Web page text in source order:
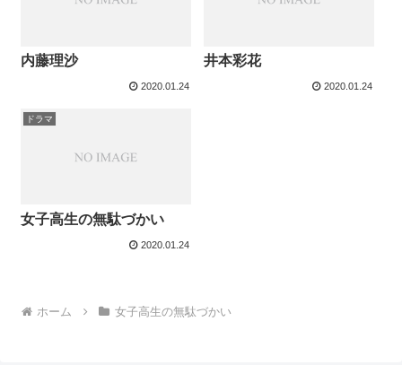
内藤理沙
2020.01.24
井本彩花
2020.01.24
ドラマ
女子高生の無駄づかい
2020.01.24
ホーム 女子高生の無駄づかい